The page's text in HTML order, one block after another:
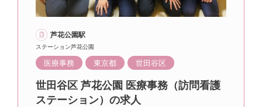
芦花公園駅
ステーション芦花公園
医療事務 東京都 世田谷区
世田谷区 芦花公園 医療事務（訪問看護
ステーション）の求人